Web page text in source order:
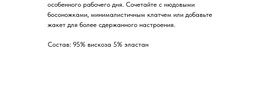
особенного рабочего дня. Сочетайте с нюдовыми
босоножками, минималистичным клатчем или добавьте
жакет для более сдержанного настроения.
Состав: 95% вискоза 5% эластан